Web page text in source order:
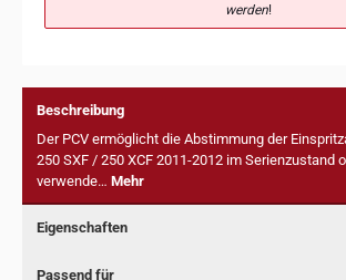
werden!
Beschreibung
Der PCV ermöglicht die Abstimmung der
250 SXF / 250 XCF 2011-2012 im Serienzustand
verwende… Mehr
Eigenschaften
Passend für